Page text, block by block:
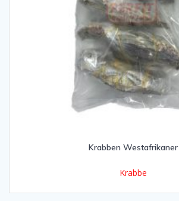
Krabben Westafrikaner
Krabbe